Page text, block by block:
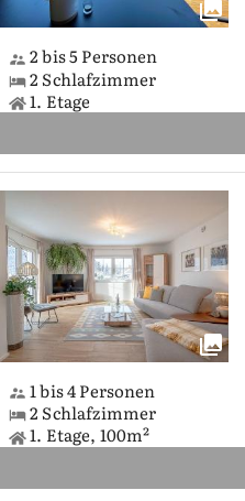
2 bis 5 Personen
2 Schlafzimmer
1. Etage
1 bis 4 Personen
2 Schlafzimmer
1. Etage, 100m²